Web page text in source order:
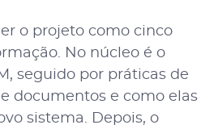
o projeto como cinco
No núcleo é o
seguido por práticas de
documentos e como elas
sistema. Depois, o